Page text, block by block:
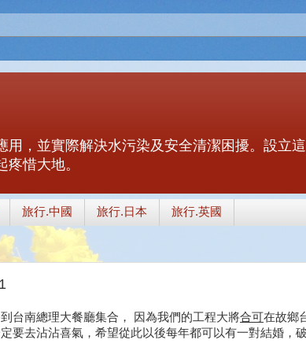
，並實際解決水污染及安全清潔困擾。設立
惜大地。
旅行.中國 旅行.日本 旅行.英國
台南總理大餐廳集合， 因為我們的工程大將合可在故鄉
要去沾沾喜氣，希望從此以後每年都可以有一對結婚，